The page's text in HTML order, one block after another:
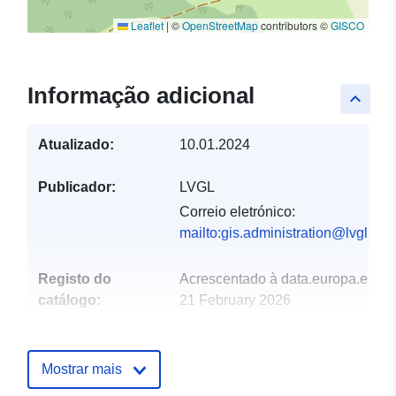
Leaflet | ©OpenStreetMapcontributors ©GISCO
keyboard_arrow_up
Informação adicional
Atualizado: 10.01.2024
Publicador:
LVGL
Correio eletrónico:
Registo do
catálogo:
Acrescentado à data.europa.eu:
21 February 2026
Espacial:
Mostrar mais